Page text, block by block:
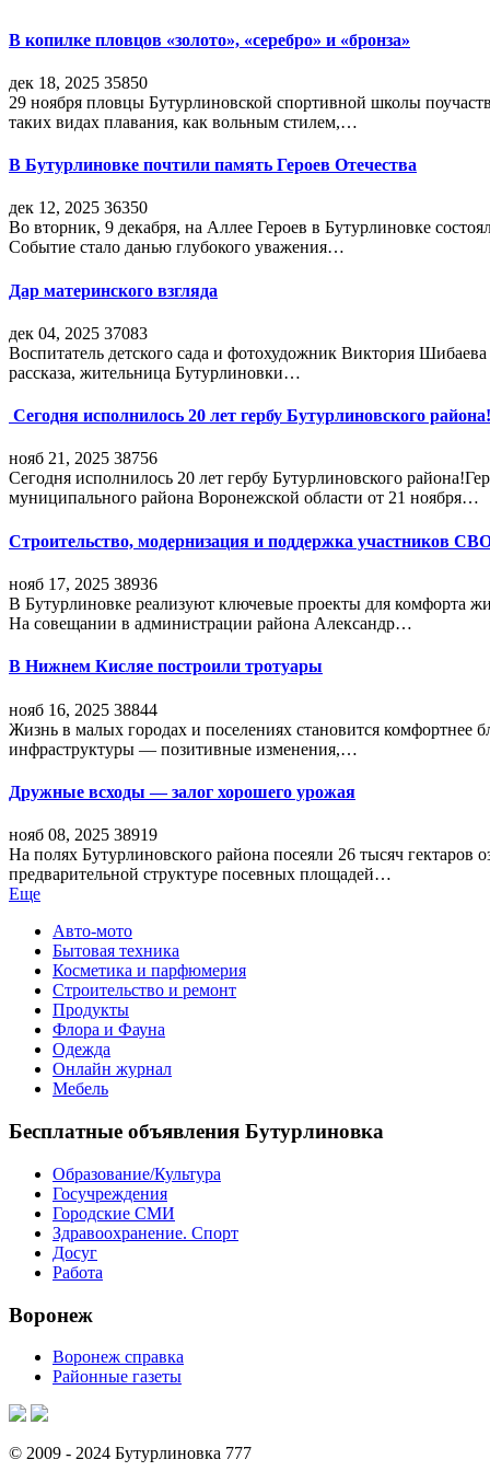
В копилке пловцов «золото», «серебро» и «бронза»
дек 18, 2025 35850
29 ноября пловцы Бутурлиновской спортивной школы
таких видах плавания, как вольным стилем,…
В Бутурлиновке почтили память Героев Отечества
дек 12, 2025 36350
Во вторник, 9 декабря, на Аллее Героев в Бутурлиновке
Событие стало данью глубокого уважения…
Дар материнского взгляда
дек 04, 2025 37083
Воспитатель детского сада и фотохудожник Виктория
рассказа, жительница Бутурлиновки…
Сегодня исполнилось 20 лет гербу Бутурлиновского района!
нояб 21, 2025 38756
Сегодня исполнилось 20 лет гербу Бутурлиновского
муниципального района Воронежской области от 21 ноября…
Строительство, модернизация и поддержка участников
нояб 17, 2025 38936
В Бутурлиновке реализуют ключевые проекты для комфорта
На совещании в администрации района Александр…
В Нижнем Кисляе построили тротуары
нояб 16, 2025 38844
Жизнь в малых городах и поселениях становится комфортнее
инфраструктуры — позитивные изменения,…
Дружные всходы — залог хорошего урожая
нояб 08, 2025 38919
На полях Бутурлиновского района посеяли 26 тысяч
предварительной структуре посевных площадей…
Еще
Авто-мото
Бытовая техника
Косметика и парфюмерия
Строительство и ремонт
Продукты
Флора и Фауна
Одежда
Онлайн журнал
Мебель
Бесплатные объявления Бутурлиновка
Образование/Культура
Госучреждения
Городские СМИ
Здравоохранение. Спорт
Досуг
Работа
Воронеж
Воронеж справка
Районные газеты
© 2009 - 2024 Бутурлиновка 777